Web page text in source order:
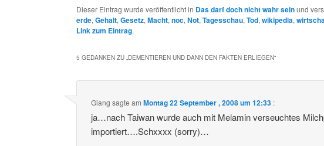
Dieser Eintrag wurde veröffentlicht in Das darf doch nicht wahr seinund
erde, Gehalt, Gesetz, Macht, noc, Not, Tagesschau, Tod, wikipedia,
Link zum Eintrag.
5 GEDANKEN ZU „DEMENTIEREN UND DANN DEN FAKTEN ERLIEGEN“
Giang sagte amMontag 22 September , 2008 um 12:33 :
ja…nach Taiwan wurde auch mit Melamin verseuchtes
importiert….Schxxxx (sorry)…